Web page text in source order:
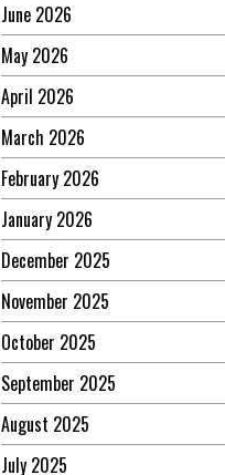
June 2026
May 2026
April 2026
March 2026
February 2026
January 2026
December 2025
November 2025
October 2025
September 2025
August 2025
July 2025